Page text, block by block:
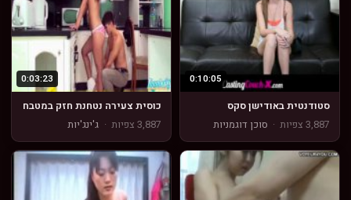
0:10:05
סטודנטית באודישן סקס
3,887 צפיות
· סוכן דוגמניות
0:03:23
כוסית צעירה נטחנת חזק במטבח
3,887 צפיות
· ג'ינג'יות